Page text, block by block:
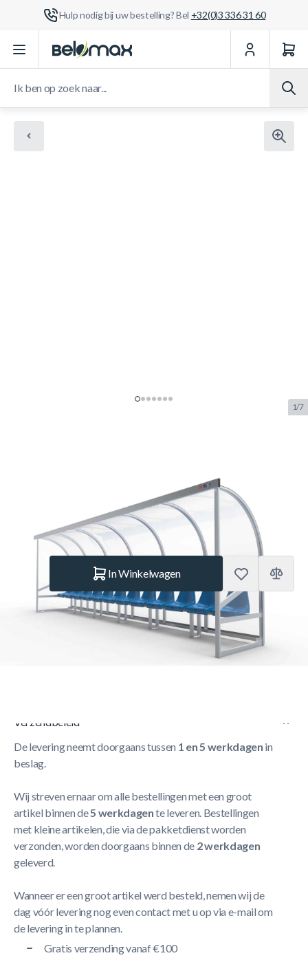
Hulp nodig bij uw bestelling? Bel +32(0)3 336 31 60
Ga naar de inhoud
1/7
Personen DO600Z Model A
Merk:Alusport
€ 4.229.– Op voorraad
In Winkelwagen
Dug-out voor 11-12 Personen : Model A met zitje –
Verzendbeleid
De levering neemt doorgaans tussen 1 en 5 werkdagen in
beslag.
Wij streven ernaar om alle bestellingen met een groot
artikel binnen de5 werkdagente leveren. Bestellingen
met kleine artikelen, die via de pakketdienst worden
verzonden, worden doorgaans binnen de 2 werkdagen
geleverd.
Wanneer er een groot artikel werd besteld, nemen wij de
dag vóór levering nog even contact met u op via e-mail om
de levering in te plannen.
Gratis verzending vanaf €100